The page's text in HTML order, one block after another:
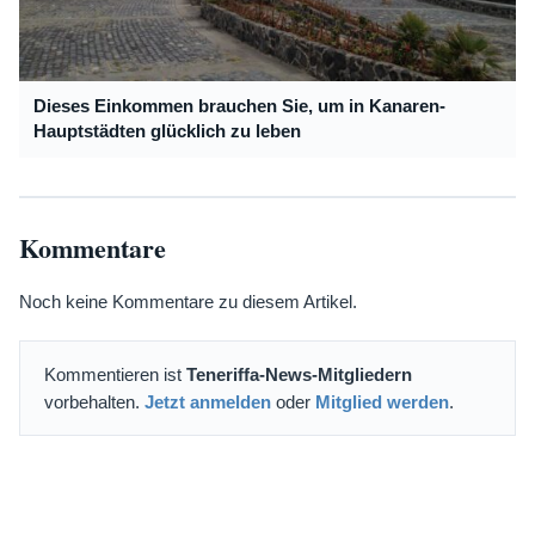
Dieses Einkommen brauchen Sie, um in Kanaren-
Hauptstädten glücklich zu leben
Kommentare
Noch keine Kommentare zu diesem Artikel.
Kommentieren ist Teneriffa-News-Mitgliedern
vorbehalten. Jetzt anmelden oder Mitglied werden.